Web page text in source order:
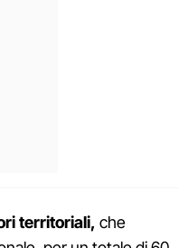
territoriali, che